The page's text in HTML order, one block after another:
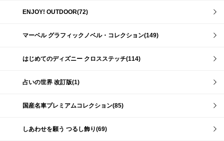
ENJOY! OUTDOOR(72)
マーベル グラフィックノベル・コレクション(149)
はじめてのディズニー クロスステッチ(114)
占いの世界 改訂版(1)
国産名車プレミアムコレクション(85)
しあわせを願う つるし飾り(69)